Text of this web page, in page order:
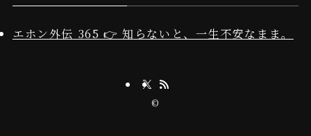
エホン外伝 365 👉 知らないと、一生不安なまま。
©